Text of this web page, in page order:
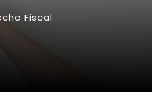
Fiscal